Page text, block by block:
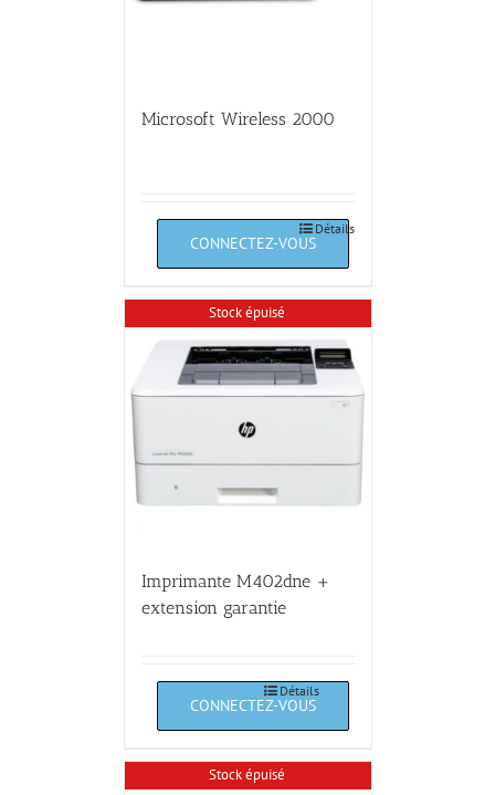
Microsoft Wireless 2000
Détails
Stock épuisé
Imprimante M402dne +
extension garantie
Détails
Stock épuisé